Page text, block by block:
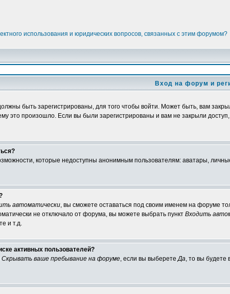
использования и юридических вопросов, связанных с этим форумом?
Вход на форум и
быть зарегистрированы, для того чтобы войти. Может быть, вам
это произошло. Если вы были зарегистрированы и вам не закрыли
которые недоступны анонимным пользователям: аватары,
автоматически, вы сможете оставаться под своим именем на форуме
не отключало от форума, вы можете выбрать пункт Входить
и т.д.
активных пользователей?
Скрывать ваше пребывание на форуме, если вы выберетеДа, то вы будете